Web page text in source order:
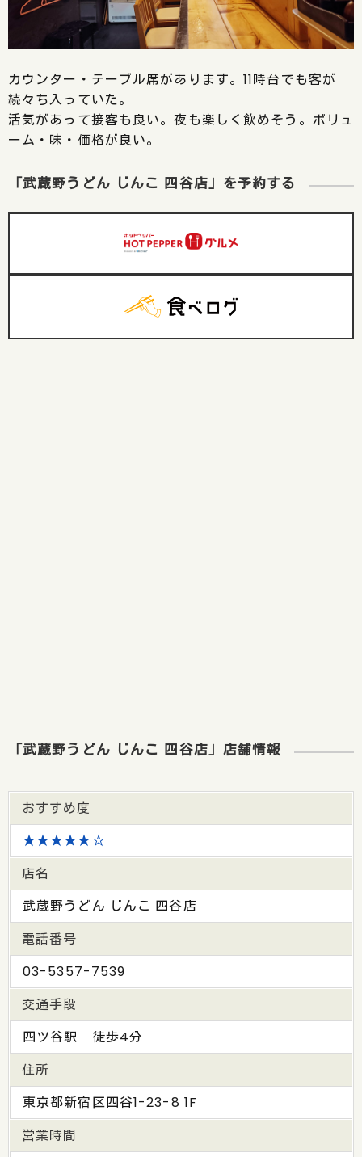
カウンター・テーブル席があります。11時台でも客が
続々ち入っていた。
活気があって接客も良い。夜も楽しく飲めそう。ボリュ
ーム・味・価格が良い。
「武蔵野うどん じんこ 四谷店」を予約する
「武蔵野うどん じんこ 四谷店」店舗情報
おすすめ度
★★★★★☆
店名
武蔵野うどん じんこ 四谷店
電話番号
03-5357-7539
交通手段
四ツ谷駅 徒歩4分
住所
東京都新宿区四谷1-23-8 1F
営業時間